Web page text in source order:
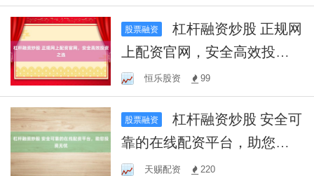
股票融资
杠杆融资炒股 正规网
上配资官网，安全高效投资
之选恒乐股资 99
股票融资
杠杆融资炒股 安全可
靠的在线配资平台，助您投
资无忧天赐配资 220